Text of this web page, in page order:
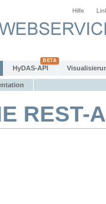
Hilfe
HyDAS-API